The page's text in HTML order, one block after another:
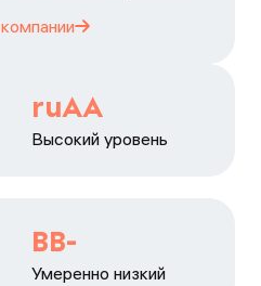
компании
ruAA
Высокий уровень
BB-
Умеренно низкий